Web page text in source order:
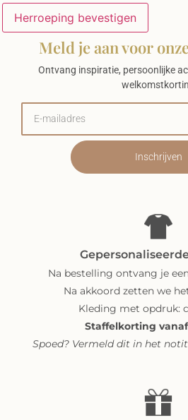
Herroeping bevestigen
Meld je aan voor
Ontvang inspiratie, persoonlijke
Inschrijven
Na bestelling ontvang je
Na akkoord zetten we
Kleding met opdruk:
Staffelkorting
Spoed? Vermeld dit in het